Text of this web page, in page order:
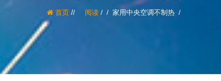
首页/ 阅读/ 家用中央空调不制热